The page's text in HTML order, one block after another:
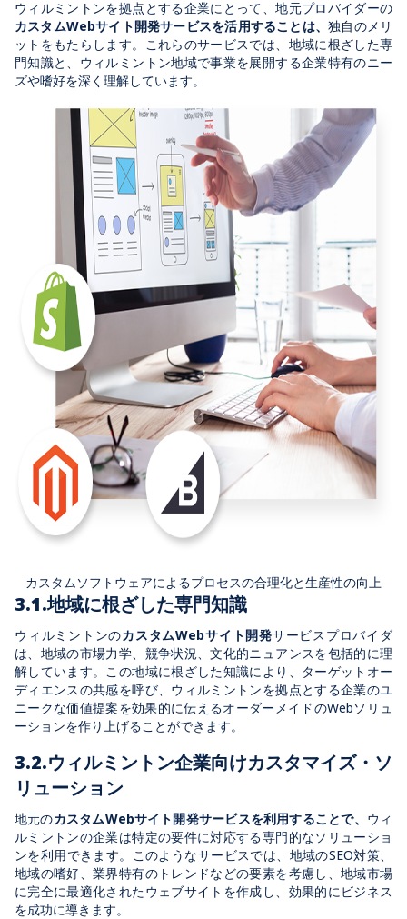
ウィルミントンを拠点とする企業にとって、地元プロバイダーの
カスタムWebサイト開発サービスを活用することは、独自のメリ
ットをもたらします。これらのサービスでは、地域に根ざした専
門知識と、ウィルミントン地域で事業を展開する企業特有のニー
ズや嗜好を深く理解しています。
カスタムソフトウェアによるプロセスの合理化と生産性の向上
3.1.地域に根ざした専門知識
ウィルミントンのカスタムWebサイト開発サービスプロバイダ
は、地域の市場力学、競争状況、文化的ニュアンスを包括的に理
解しています。この地域に根ざした知識により、ターゲットオー
ディエンスの共感を呼び、ウィルミントンを拠点とする企業のユ
ニークな価値提案を効果的に伝えるオーダーメイドのWebソリュ
ーションを作り上げることができます。
3.2.ウィルミントン企業向けカスタマイズ・ソ
リューション
地元のカスタムWebサイト開発サービスを利用することで、 ウィ
ルミントンの企業は特定の要件に対応する専門的なソリューショ
ンを利用できます。このようなサービスでは、地域のSEO対策、
地域の嗜好、業界特有のトレンドなどの要素を考慮し、地域市場
に完全に最適化されたウェブサイトを作成し、効果的にビジネス
を成功に導きます。